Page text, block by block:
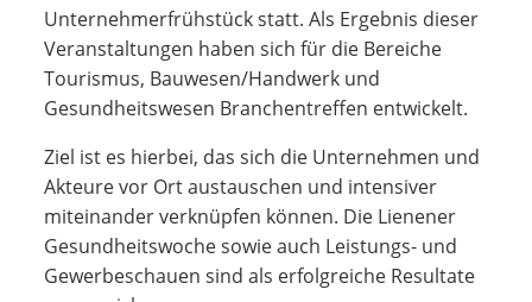
Unternehmerfrühstück statt. Als Ergebnis dieser
Veranstaltungen haben sich für die Bereiche
Tourismus, Bauwesen/Handwerk und
Gesundheitswesen Branchentreffen entwickelt.
Ziel ist es hierbei, das sich die Unternehmen und
Akteure vor Ort austauschen und intensiver
miteinander verknüpfen können. Die Lienener
Gesundheitswoche sowie auch Leistungs- und
Gewerbeschauen sind als erfolgreiche Resultate